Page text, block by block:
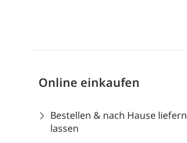
Online einkaufen
Bestellen & nach Hause liefern
lassen